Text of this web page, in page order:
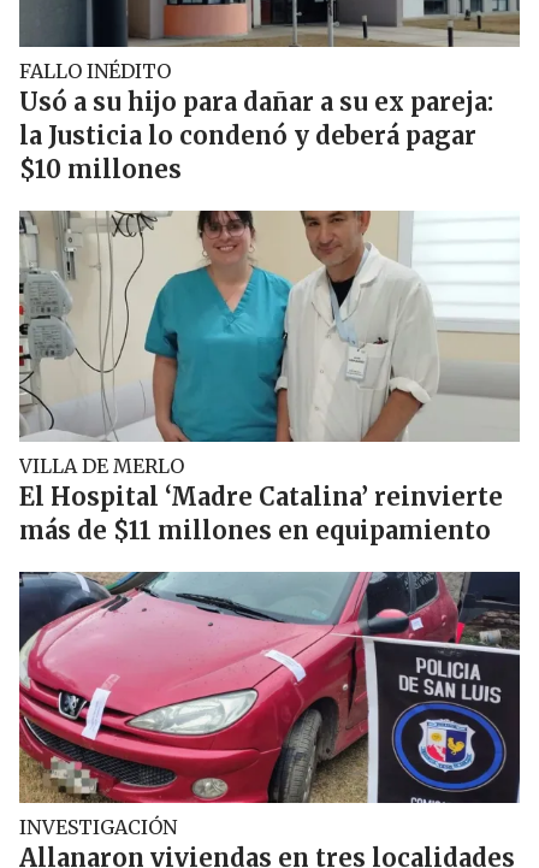
FALLO INÉDITO
Usó a su hijo para dañar a su ex pareja:
la Justicia lo condenó y deberá pagar
$10 millones
VILLA DE MERLO
El Hospital ‘Madre Catalina’ reinvierte
más de $11 millones en equipamiento
INVESTIGACIÓN
Allanaron viviendas en tres localidades